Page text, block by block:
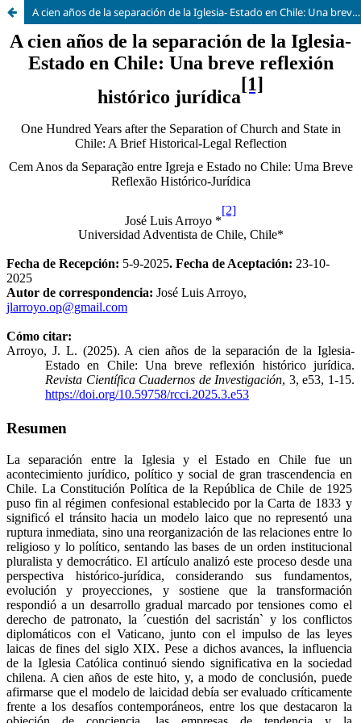
A cien años de la separación de la Iglesia- Estado en Chile: Una breve reflexión histórico jurídica